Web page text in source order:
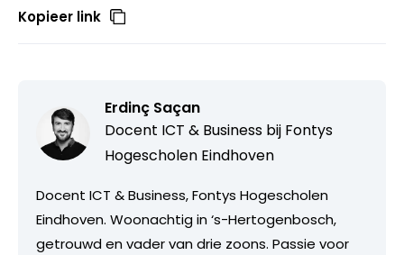
Kopieer link
Erdinç Saçan
Docent ICT & Business bij Fontys
Hogescholen Eindhoven
Docent ICT & Business, Fontys Hogescholen
Eindhoven. Woonachtig in ‘s-Hertogenbosch,
getrouwd en vader van drie zoons. Passie voor